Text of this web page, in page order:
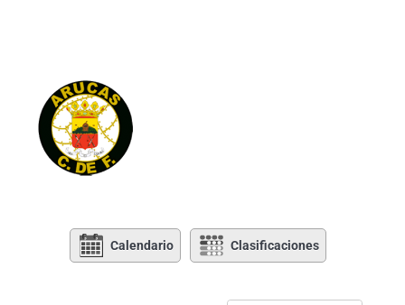
Calendario Clasificaciones